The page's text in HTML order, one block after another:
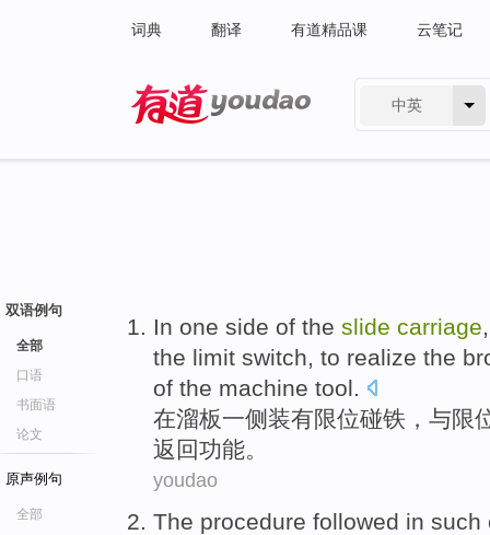
词典 翻译 有道精品课 云笔记
中英
双语例句
全部
口语
书面语
论文
原声例句
全部
In one side of the slide carriage
the limit switch, to realize the
of the machine tool.
在溜板一侧 装有限位碰铁， 与限
返回功能。
youdao
The procedure followed in such